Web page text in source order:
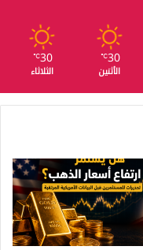
30
℃
الأثنين
30
℃
الثلاثاء